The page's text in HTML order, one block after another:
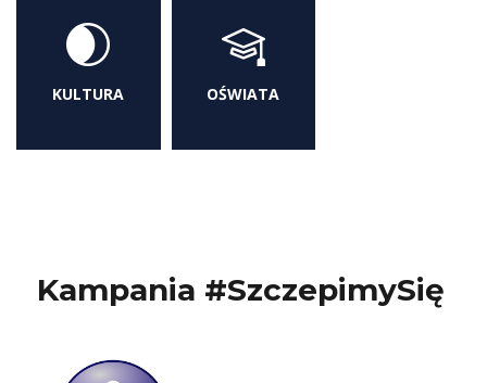
KULTURA OŚWIATA
Kampania #SzczepimySię